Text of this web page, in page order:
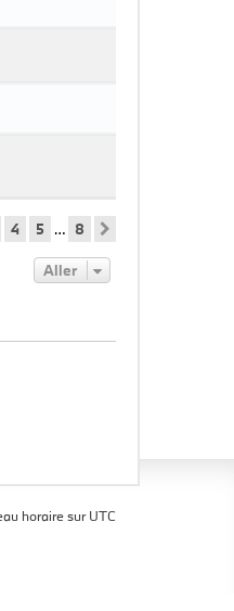
4 5 … 8
Aller
horaire surUTC